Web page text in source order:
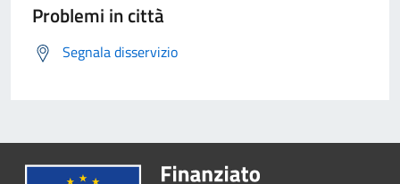
Problemi in città
Segnala disservizio